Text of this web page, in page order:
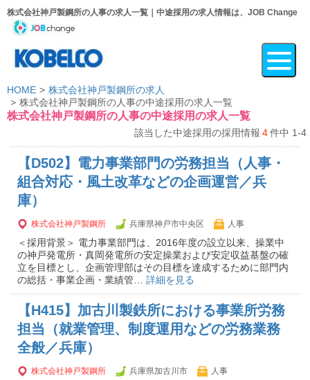
株式会社神戸製鋼所の人事の求人一覧｜中途採用の求人情報は、JOB Change
HOME
株式会社神戸製鋼所の求人
株式会社神戸製鋼所の人事の中途採用の求人一覧
株式会社神戸製鋼所の人事の中途採用の求人一覧
該当した中途採用の採用情報 4件中 1-4
【D502】電力事業部門の労務担当（人事・
組合対応・風土改革などの企画運営／兵
庫）
株式会社神戸製鋼所 兵庫県神戸市中央区 人事
＜採用背景＞ 電力事業部門は、2016年度の設立以来、操業中
の神戸発電所・真岡発電所の安定操業および安定収益基盤の確
立を目標とし、企画管理部はその目標を達成するために部門内
の総括・事業企画・業績管… 詳細を見る
【H415】加古川製鉄所における事業所労務
担当（就業管理、制度運用などの労務業務
全般／兵庫）
株式会社神戸製鋼所 兵庫県加古川市 人事